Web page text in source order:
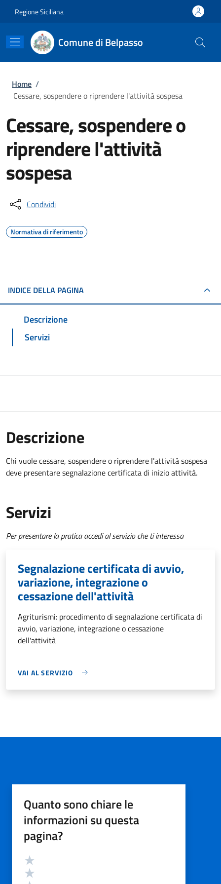
Regione Siciliana
Comune di Belpasso
Briciole di pane
Home /
Cessare, sospendere o riprendere l'attività sospesa
Cessare, sospendere o
riprendere l'attività
sospesa
Condividi
Normativa di riferimento
INDICE DELLA PAGINA
Descrizione
Servizi
Descrizione
Chi vuole cessare, sospendere o riprendere l'attività sospesa
deve presentare segnalazione certificata di inizio attività.
Servizi
Per presentare la pratica accedi al servizio che ti interessa
Segnalazione certificata di avvio,
variazione, integrazione o
cessazione dell'attività
Agriturismi: procedimento di segnalazione certificata di
avvio, variazione, integrazione o cessazione
dell'attività
VAI AL SERVIZIO
Quanto sono chiare le
informazioni su questa
pagina?
Valutazione